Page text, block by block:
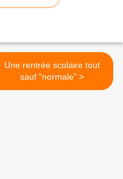
Une rentrée scolaire tout
sauf “normale” >